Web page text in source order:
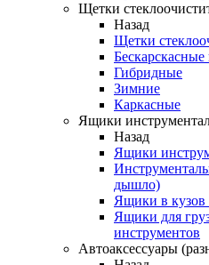
Щетки
Назад
Щетки
Бескарскасные
Гибридные
Зимние
Каркасные
Ящики
Назад
Ящики
дышло)
Ящики в кузов
Ящики для
инструментов
Автоаксессуары